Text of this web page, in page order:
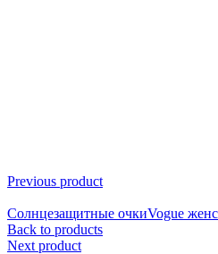
Previous product
Солнцезащитные очкиVogue
Back to products
Next product